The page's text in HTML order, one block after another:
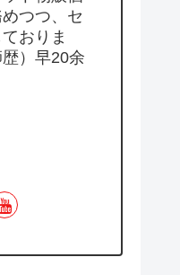
つつ、セ
おりま
）早20余